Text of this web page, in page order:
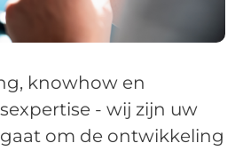
knowhow en
- wij zijn uw
om de ontwikkeling